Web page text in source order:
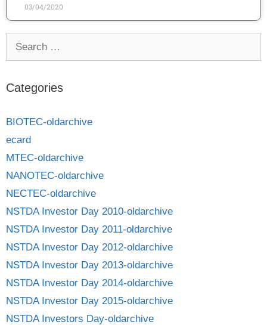
03/04/2020
Categories
BIOTEC-oldarchive
ecard
MTEC-oldarchive
NANOTEC-oldarchive
NECTEC-oldarchive
NSTDA Investor Day 2010-oldarchive
NSTDA Investor Day 2011-oldarchive
NSTDA Investor Day 2012-oldarchive
NSTDA Investor Day 2013-oldarchive
NSTDA Investor Day 2014-oldarchive
NSTDA Investor Day 2015-oldarchive
NSTDA Investors Day-oldarchive